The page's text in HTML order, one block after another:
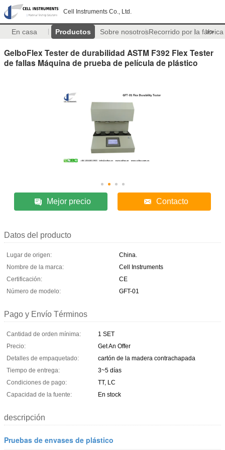
Cell Instruments Co., Ltd.
En casa Productos Sobre nosotrosRecorrido por la fábrica
>>
GelboFlex Tester de durabilidad ASTM F392 Flex Tester
de fallas Máquina de prueba de película de plástico
Mejor precio Contacto
Datos del producto
Lugar de origen:
China.
Nombre de la marca:
Cell Instruments
Certificación:
CE
Número de modelo:
GFT-01
Pago y Envío Términos
Cantidad de orden mínima:
1 SET
Precio:
Get An Offer
Detalles de empaquetado:
cartón de la madera contrachapada
Tiempo de entrega:
3~5 días
Condiciones de pago:
TT, LC
Capacidad de la fuente:
En stock
descripción
Pruebas de envases de plástico